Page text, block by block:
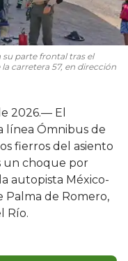
parte frontal tras el
carretera 57, en dirección
2026.— El
línea Ómnibus de
fierros del asiento
un choque por
autopista México-
de Romero,
Río.